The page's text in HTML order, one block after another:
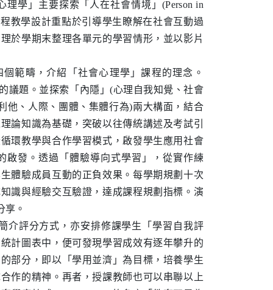
學」主要探索「人在社會情境」(Person in
教學設計重點於引導學生瞭解在社會互動過
於學期末整理各單元的學習情形，並以影片
範疇，介紹「社會心理學」課程的理念。
議題。並探索「內隱」(心理自我知覺、社會
他、人際、團體、集體行為)兩大構面，結合
論知識為基礎，突破以往傳統講述及考試引
環教學與合作學習模式，啟發學生應用社會
啟發。透過「體驗導向式學習」，從實作練
體驗成員互動的正負效果。每學期規劃十次
識與經驗交互驗證，達成課程規劃指標。演
享。
介評分方式，亦安排修課學生「學習自我評
計圖表中，便可發現學習成效有逐年攀升的
部分，即以「學用並濟」為目標，培養學生
作的精神。再者，授課教師也可以串聯以上